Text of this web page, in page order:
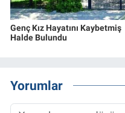
Genç Kız Hayatını Kaybetmiş
Halde Bulundu
Yorumlar